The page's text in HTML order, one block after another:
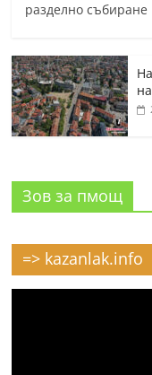
разделно събиране
Зов за пмощ
=> kazanlak.info